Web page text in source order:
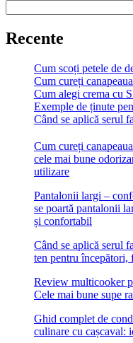
Recente
Cum scoți petele de
Cum cureți
Cum alegi crema cu
Exemple de ținute
Când se aplică serul
Cum cureți
cele mai bune
utilizare
Pantalonii largi –
se poartă pantalonii
și confortabil
Când se aplică serul
ten pentru începători,
Review multicooker
Cele mai bune supe
Ghid complet de
culinare cu cașcaval: